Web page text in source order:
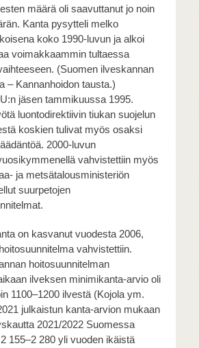
määrä oli saavuttanut jo noin
Kanta pysytteli melko
koko 1990-luvun ja alkoi
voimakkaammin tultaessa
(Suomen ilveskannan
– Kannanhoidon tausta.)
jäsen tammikuussa 1995.
luontodirektiivin tiukan suojelun
koskien tulivat myös osaksi
2000-luvun
vahvistettiin myös
ja metsätalousministeriön
suurpetojen
on kasvanut vuodesta 2006,
vahvistettiin.
hoitosuunnitelman
ilveksen minimikanta-arvio oli
1100–1200 ilvestä (Kojola ym.
julkaistun kanta-arvion mukaan
2021/2022 Suomessa
155–2 280 yli vuoden ikäistä